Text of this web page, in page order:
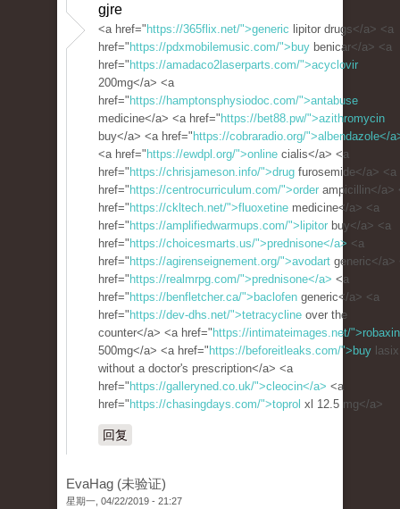
gjre
<a href=" https://365flix.net/">generic lipitor drugs</a> <a
href=" https://pdxmobilemusic.com/">buy benicar</a> <a
href=" https://amadaco2laserparts.com/">acyclovir
200mg</a> <a
href=" https://hamptonsphysiodoc.com/">antabuse
medicine</a> <a href=" https://bet88.pw/">azithromycin
buy</a> <a href=" https://cobraradio.org/">albendazole</
<a href=" https://ewdpl.org/">online cialis</a> <a
href=" https://chrisjameson.info/">drug furosemide</a> <a
href=" https://centrocurriculum.com/">order ampicillin</a>
href=" https://ckltech.net/">fluoxetine medicine</a> <a
href=" https://amplifiedwarmups.com/">lipitor buy</a> <a
href=" https://choicesmarts.us/">prednisone</a> <a
href=" https://agirenseignement.org/">avodart generic</a>
href=" https://realmrpg.com/">prednisone</a> <a
href=" https://benfletcher.ca/">baclofen generic</a> <a
href=" https://dev-dhs.net/">tetracycline over the
counter</a> <a href=" https://intimateimages.net/">robaxin
500mg</a> <a href=" https://beforeitleaks.com/">buy lasix
without a doctor's prescription</a> <a
href=" https://galleryned.co.uk/">cleocin</a> <a
href=" https://chasingdays.com/">toprol xl 12.5 mg</a>
回复
EvaHag (未验证)
星期一, 04/22/2019 - 21:27